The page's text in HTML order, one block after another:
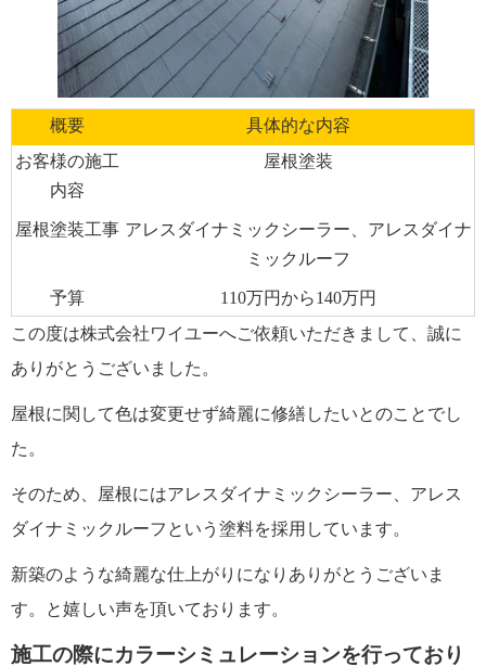
概要
具体的な内容
お客様の施工
内容
屋根塗装
屋根塗装工事 アレスダイナミックシーラー、アレスダイナ
ミックルーフ
予算
110万円から140万円
この度は株式会社ワイユーへご依頼いただきまして、誠に
ありがとうございました。
屋根に関して色は変更せず綺麗に修繕したいとのことでし
た。
そのため、屋根にはアレスダイナミックシーラー、アレス
ダイナミックルーフという塗料を採用しています。
新築のような綺麗な仕上がりになりありがとうございま
す。と嬉しい声を頂いております。
施工の際にカラーシミュレーションを行っており